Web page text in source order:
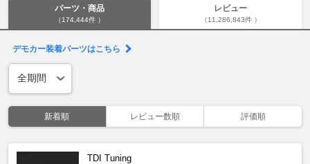
パーツ・商品
（174,444件 ）
レビュー
（11,286,843件 ）
デモカー装着パーツはこちら
新着順 レビュー数順 評価順
TDI Tuning